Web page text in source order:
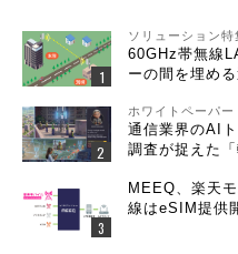
ソリューション特
60GHz帯無線
ーの間を埋め
ホワイトペーパー
通信業界のAI
調査が捉えた「
MEEQ、楽天
線はeSIM提供